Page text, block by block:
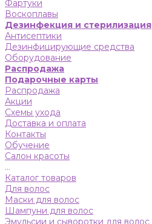
Фартуки
Воскоплавы
Дезинфекция и стерилизация
Антисептики
Дезинфицирующие средства
Оборудование
Распродажа
Подарочные карты
Распродажа
Акции
Схемы ухода
Доставка и оплата
Контакты
Обучение
Салон красоты
...
Каталог товаров
Для волос
Маски для волос
Шампуни для волос
Эмульсии и сыворотки для волос